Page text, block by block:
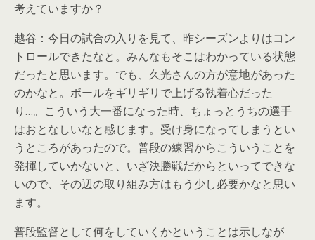
考えていますか？
越谷：今日の試合の入りを見て、昨シーズンよりはコン
トロールできたなと。みんなもそこはわかっている状態
だったと思います。でも、久光さんの方が意地があった
のかなと。ボールをギリギリで上げる執着心だった
り…。こういう大一番になった時、ちょっとうちの選手
はおとなしいなと感じます。受け身になってしまうとい
うところがあったので。普段の練習からこういうことを
発揮していかないと、いざ決勝戦だからといってできな
いので、その辺の取り組み方はもう少し必要かなと思い
ます。
普段監督として何をしていくかということは示しなが